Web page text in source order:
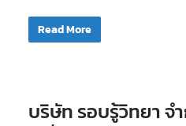
Read More
บริษัท รอบรู้วิทยา